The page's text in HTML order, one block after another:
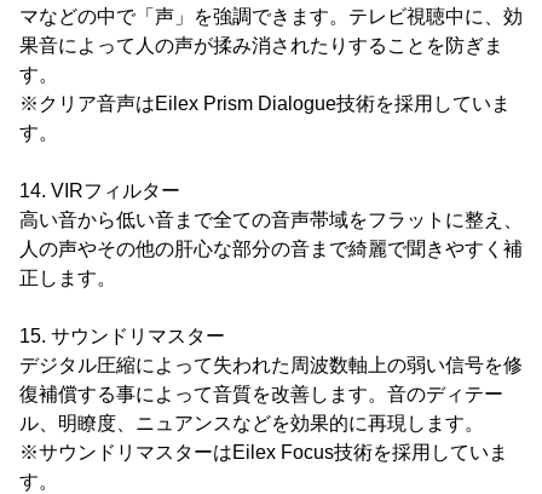
マなどの中で「声」を強調できます。テレビ視聴中に、効
果音によって人の声が揉み消されたりすることを防ぎま
す。
※クリア音声はEilex Prism Dialogue技術を採用していま
す。
14. VIRフィルター
高い音から低い音まで全ての音声帯域をフラットに整え、
人の声やその他の肝心な部分の音まで綺麗で聞きやすく補
正します。
15. サウンドリマスター
デジタル圧縮によって失われた周波数軸上の弱い信号を修
復補償する事によって音質を改善します。音のディテー
ル、明瞭度、ニュアンスなどを効果的に再現します。
※サウンドリマスターはEilex Focus技術を採用していま
す。